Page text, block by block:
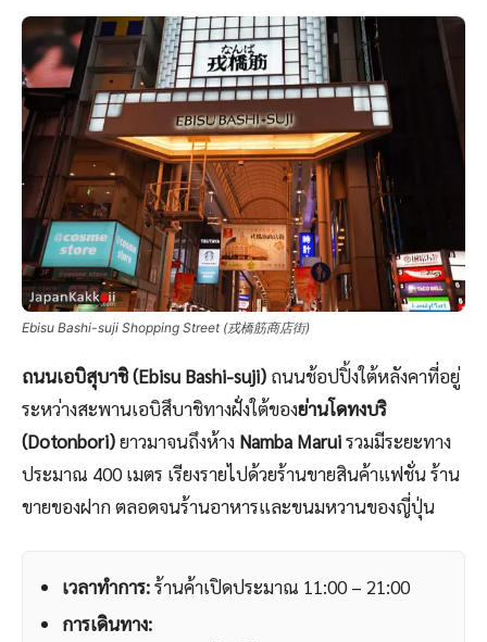
Ebisu Bashi-suji Shopping Street (戎橋筋商店街)
ถนนเอบิสุบาชิ (Ebisu Bashi-suji) ถนนช้อปปิ้งใต้หลังคาที่อยู่
ระหว่างสะพานเอบิสึบาชิทางฝั่งใต้ของย่านโดทงบริ
(Dotonbori)ยาวมาจนถึงห้าง Namba Maruiรวมมีระยะทาง
ประมาณ 400 เมตร เรียงรายไปด้วยร้านขายสินค้าแฟชั่น ร้าน
ขายของฝาก ตลอดจนร้านอาหารและขนมหวานของญี่ปุ่น
เวลาทำการ:ร้านค้าเปิดประมาณ 11:00 – 21:00
การเดินทาง: